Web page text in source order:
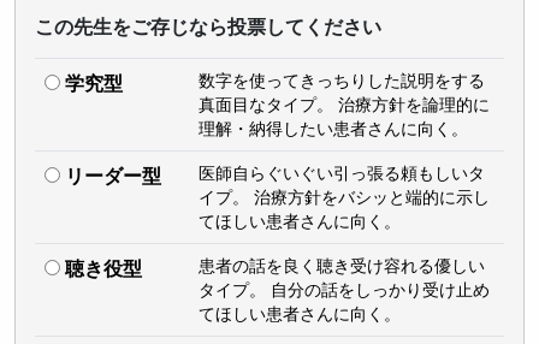
この先生をご存じなら投票してください
学究型
数字を使ってきっちりした説明をする
真面目なタイプ。 治療方針を論理的に
理解・納得したい患者さんに向く。
リーダー型
医師自らぐいぐい引っ張る頼もしいタ
イプ。 治療方針をバシッと端的に示し
てほしい患者さんに向く。
聴き役型
患者の話を良く聴き受け容れる優しい
タイプ。 自分の話をしっかり受け止め
てほしい患者さんに向く。